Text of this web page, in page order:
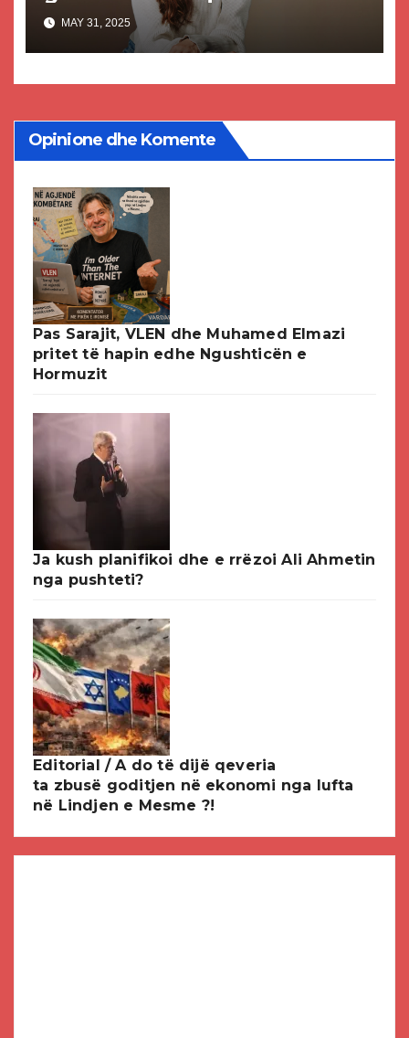
botë
MAY 31, 2025
Opinione dhe Komente
Pas Sarajit, VLEN dhe Muhamed Elmazi
pritet të hapin edhe Ngushticën e
Hormuzit
Ja kush planifikoi dhe e rrëzoi Ali Ahmetin
nga pushteti?
Editorial / A do të dijë qeveria
ta zbusë goditjen në ekonomi nga lufta
në Lindjen e Mesme ?!